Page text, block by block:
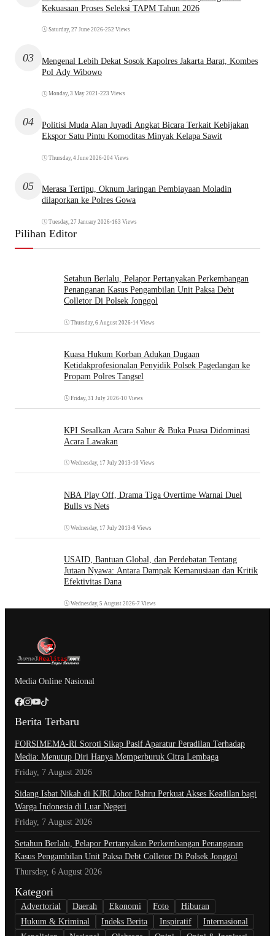
Kekuasaan Proses Seleksi TAPM Tahun 2026
Saturday, 27 June 2026•252 Views
03
Mengenal Lebih Dekat Sosok Kapolres Jakarta Barat, Kombes
Pol Ady Wibowo
Monday, 3 May 2021 •223 Views
04
Politisi Muda Alan Juyadi Angkat Bicara Terkait Kebijakan
Ekspor Satu Pintu Komoditas Minyak Kelapa Sawit
Thursday, 4 June 2026•204 Views
05
Merasa Tertipu, Oknum Jaringan Pembiayaan Moladin
dilaporkan ke Polres Gowa
Tuesday, 27 January 2026•163 Views
Pilihan Editor
Setahun Berlalu, Pelapor Pertanyakan Perkembangan
Penanganan Kasus Pengambilan Unit Paksa Debt
Colletor Di Polsek Jonggol
Thursday, 6 August 2026•14 Views
Kuasa Hukum Korban Adukan Dugaan
Ketidakprofesionalan Penyidik Polsek Pagedangan ke
Propam Polres Tangsel
Friday, 31 July 2026•10 Views
KPI Sesalkan Acara Sahur & Buka Puasa Didominasi
Acara Lawakan
Wednesday, 17 July 2013 •10 Views
NBA Play Off, Drama Tiga Overtime Warnai Duel
Bulls vs Nets
Wednesday, 17 July 2013 •8 Views
USAID, Bantuan Global, dan Perdebatan Tentang
Jutaan Nyawa: Antara Dampak Kemanusiaan dan Kritik
Efektivitas Dana
Wednesday, 5 August 2026•7 Views
Media Online Nasional
Berita Terbaru
​FORSIMEMA-RI Soroti Sikap Pasif Aparatur Peradilan Terhadap
Media: Menutup Diri Hanya Memperburuk Citra Lembaga
Friday, 7 August 2026
Sidang Isbat Nikah di KJRI Johor Bahru Perkuat Akses Keadilan bagi
Warga Indonesia di Luar Negeri
Friday, 7 August 2026
Setahun Berlalu, Pelapor Pertanyakan Perkembangan Penanganan
Kasus Pengambilan Unit Paksa Debt Colletor Di Polsek Jonggol
Thursday, 6 August 2026
Kategori
Advertorial Daerah Ekonomi Foto
Hiburan
Hukum & Kriminal
Indeks Berita Inspiratif
Internasional